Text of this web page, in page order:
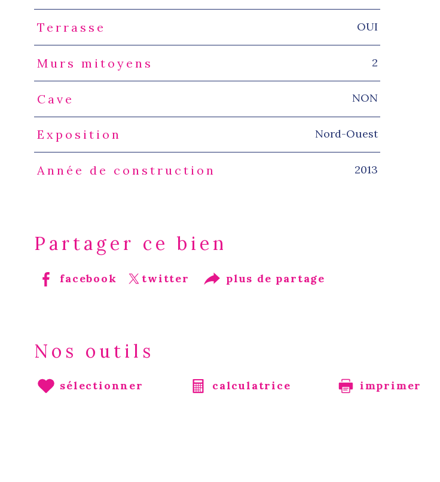
Terrasse OUI
Murs mitoyens 2
Cave NON
Exposition Nord-Ouest
Année de construction 2013
Partager ce bien
facebook twitter plus de partage
Nos outils
sélectionner calculatrice imprimer